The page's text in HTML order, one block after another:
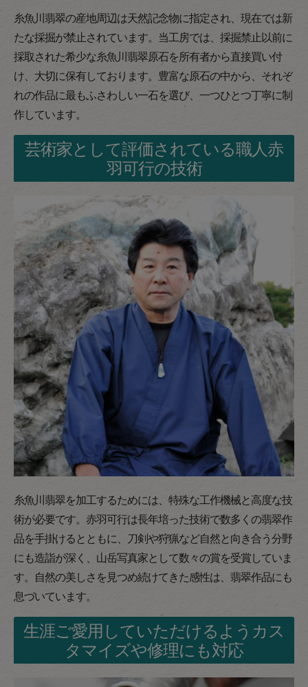
糸魚川翡翠の産地周辺は天然記念物に指定され、現在では新
たな採掘が禁止されています。当工房では、採掘禁止以前に
採取された希少な糸魚川翡翠原石を所有者から直接買い付
け、大切に保有しております。豊富な原石の中から、それぞ
れの作品に最もふさわしい一石を選び、一つひとつ丁寧に制
作しています。
芸術家として評価されている職人赤
羽可行の技術
糸魚川翡翠を加工するためには、特殊な工作機械と高度な技
術が必要です。赤羽可行は長年培った技術で数多くの翡翠作
品を手掛けるとともに、刀剣や狩猟など自然と向き合う分野
にも造詣が深く、山岳写真家として数々の賞を受賞していま
す。自然の美しさを見つめ続けてきた感性は、翡翠作品にも
息づいています。
生涯ご愛用していただけるようカス
タマイズや修理にも対応